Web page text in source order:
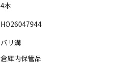
4本
HO26047944
バリ溝
倉庫内保管品